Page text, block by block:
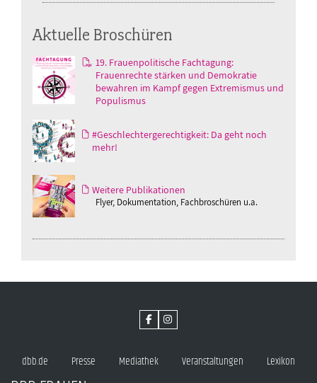
Aktuelle Broschüren
19. Frauenpolitische Fachtagung:
Frauenrechte stärken und Demokratie
bewahren im Kampf gegen Extremismus und
Populismus
#Geschlechtergerechtigkeit: Da geht noch
mehr!
Weitere Publikationen
Flyer, Dokumentation, Fachbroschüren u.a.
dbb.de Presse Mediathek Veranstaltungen Lexikon